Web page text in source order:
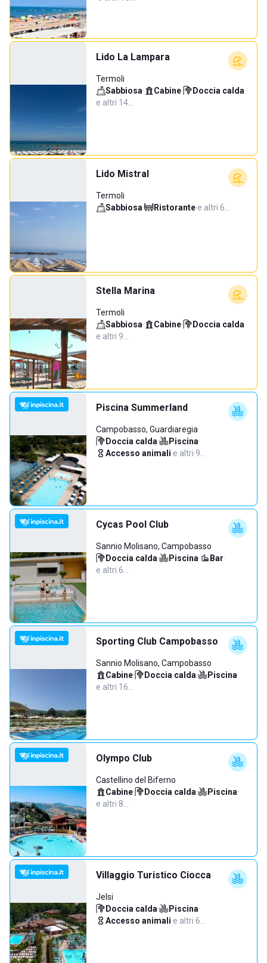
Lido La Lampara
Termoli
Sabbiosa· Cabine· Doccia calda·
e altri 14…
Lido Mistral
Termoli
Sabbiosa· Ristorante·e altri 6…
Stella Marina
Termoli
Sabbiosa· Cabine· Doccia calda·
e altri 9…
Piscina Summerland
Campobasso, Guardiaregia
Doccia calda· Piscina·
Accesso animali·e altri 9…
Cycas Pool Club
Sannio Molisano, Campobasso
Doccia calda· Piscina· Bar·
e altri 6…
Sporting Club Campobasso
Sannio Molisano, Campobasso
Cabine· Doccia calda· Piscina·
e altri 16…
Olympo Club
Castellino del Biferno
Cabine· Doccia calda· Piscina·
e altri 8…
Villaggio Turistico Ciocca
Jelsi
Doccia calda· Piscina·
Accesso animali·e altri 6…